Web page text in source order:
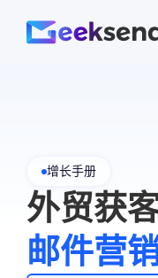
增长手册
外贸获
邮件营